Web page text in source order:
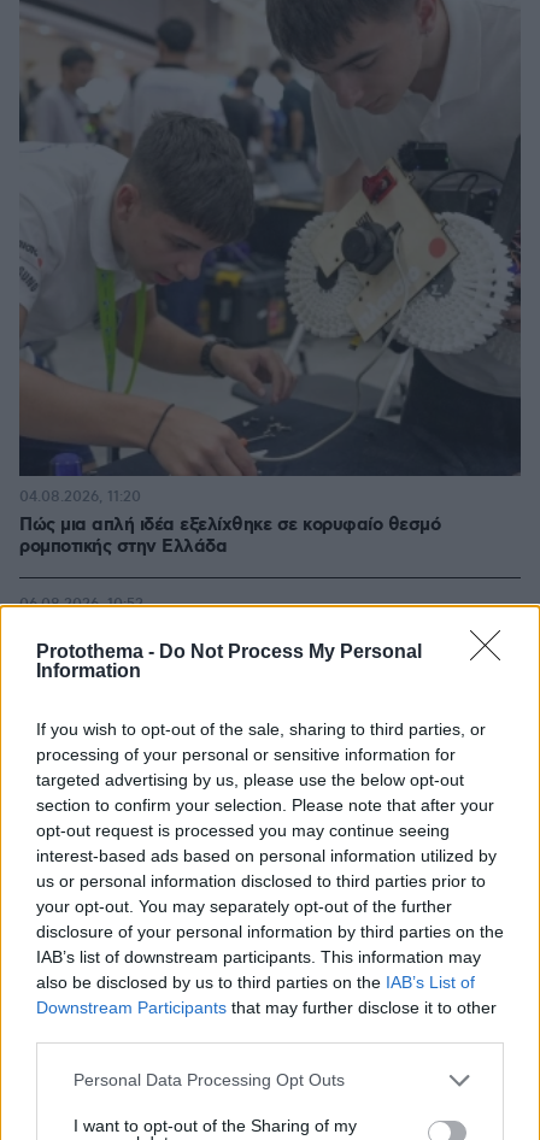
Protothema - Do Not Process My Personal
Information
If you wish to opt-out of the sale, sharing to third parties, or
processing of your personal or sensitive information for
targeted advertising by us, please use the below opt-out
section to confirm your selection. Please note that after your
opt-out request is processed you may continue seeing
interest-based ads based on personal information utilized by
us or personal information disclosed to third parties prior to
your opt-out. You may separately opt-out of the further
disclosure of your personal information by third parties on the
IAB’s list of downstream participants. This information may
also be disclosed by us to third parties on the IAB’s List of
Downstream Participants that may further disclose it to other
Please note that this website/app uses one or more Google
not limited to your visit or usage behaviour. You may click to
Personal Data Processing Opt Outs
I want to opt-out of the Sharing of my
Πώς μια απλή ιδέα εξελίχθηκε σε κορυφαίο θεσμό
ρομποτικής στην Ελλάδα
04.08.2026, 11:20
06.08.2026, 10:52
Επαγγελματική Εκπαίδευση & Εξειδίκευση: Το Mοντέλο που
σε Bάζει στην Aγορά Eργασίας
ΡΟΗ ΕΙΔΗΣΕΩΝ
Ειδήσεις Δημοφιλή Σχολιασμένα
Οι ωραιότερες παραλίες της Σαμοθράκης -Οι
αμμώδεις, οι απομονωμένες, οι άγριες και βραχώδεις
πριν 6 λεπτά
Πώς ξυπνούσαν οι άνθρωποι πριν τα smartphones: Από
μπιζέλια της βιομηχανικής επανάστασης
πριν 8 λεπτά
πριν 12 λεπτά